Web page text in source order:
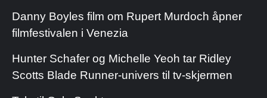
Danny Boyles film om Rupert Murdoch åpner
filmfestivalen i Venezia
Hunter Schafer og Michelle Yeoh tar Ridley
Scotts Blade Runner-univers til tv-skjermen